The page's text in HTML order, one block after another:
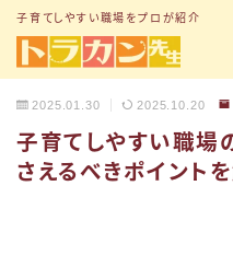
子育てしやすい職場をプロが紹介
MENU
トップページ
「子育て支援制度」の記
2025.01.30 2025.10.20
子育てしやすい職場
さえるべきポイント